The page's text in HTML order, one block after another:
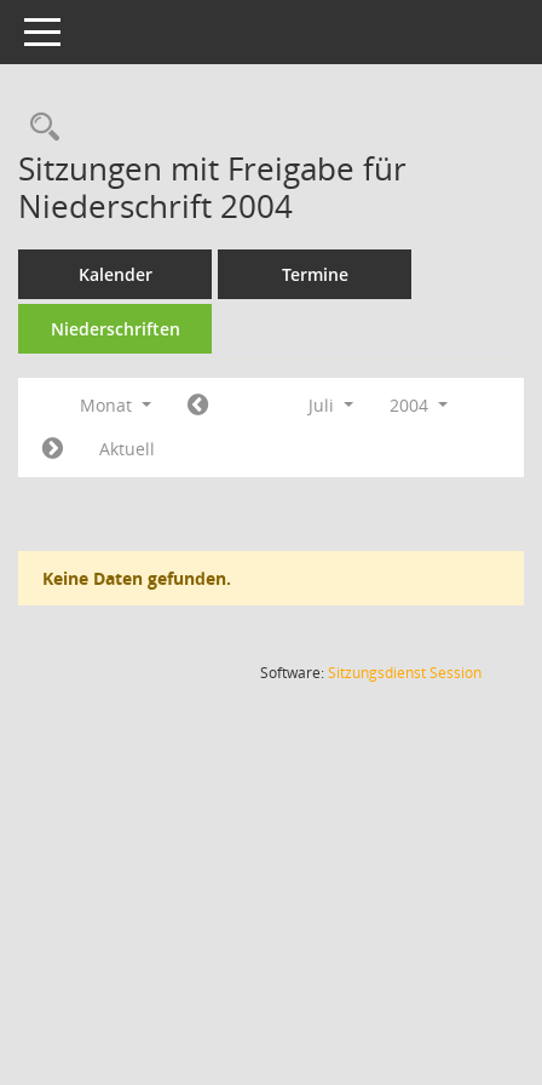
Toggle navigation
Rechercheauswahl
Sitzungen mit Freigabe für
Niederschrift 2004
Kalender Termine
Niederschriften
Monat Juli
2004
Aktuell
Keine Daten gefunden.
Software:SitzungsdienstSession(Wird in